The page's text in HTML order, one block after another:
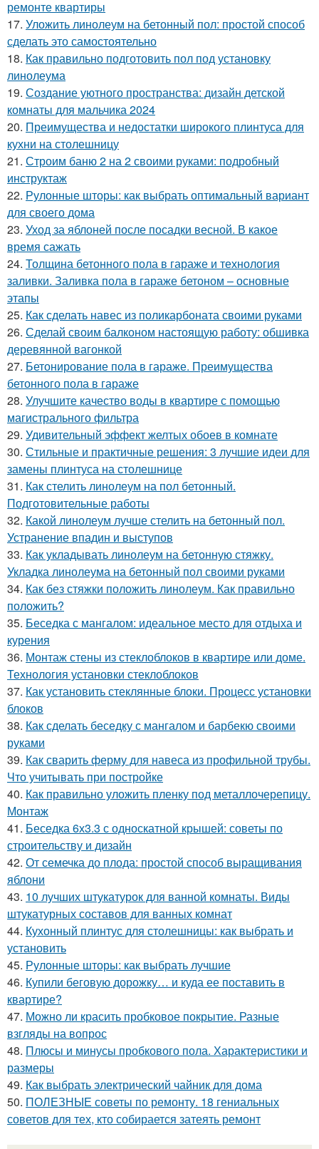
ремонте квартиры
17. Уложить линолеум на бетонный пол: простой способ
сделать это самостоятельно
18. Как правильно подготовить пол под установку
линолеума
19. Создание уютного пространства: дизайн детской
комнаты для мальчика 2024
20. Преимущества и недостатки широкого плинтуса для
кухни на столешницу
21. Строим баню 2 на 2 своими руками: подробный
инструктаж
22. Рулонные шторы: как выбрать оптимальный вариант
для своего дома
23. Уход за яблоней после посадки весной. В какое
время сажать
24. Толщина бетонного пола в гараже и технология
заливки. Заливка пола в гараже бетоном – основные
этапы
25. Как сделать навес из поликарбоната своими руками
26. Сделай своим балконом настоящую работу: обшивка
деревянной вагонкой
27. Бетонирование пола в гараже. Преимущества
бетонного пола в гараже
28. Улучшите качество воды в квартире с помощью
магистрального фильтра
29. Удивительный эффект желтых обоев в комнате
30. Стильные и практичные решения: 3 лучшие идеи для
замены плинтуса на столешнице
31. Как стелить линолеум на пол бетонный.
Подготовительные работы
32. Какой линолеум лучше стелить на бетонный пол.
Устранение впадин и выступов
33. Как укладывать линолеум на бетонную стяжку.
Укладка линолеума на бетонный пол своими руками
34. Как без стяжки положить линолеум. Как правильно
положить?
35. Беседка с мангалом: идеальное место для отдыха и
курения
36. Монтаж стены из стеклоблоков в квартире или доме.
Технология установки стеклоблоков
37. Как установить стеклянные блоки. Процесс установки
блоков
38. Как сделать беседку с мангалом и барбекю своими
руками
39. Как сварить ферму для навеса из профильной трубы.
Что учитывать при постройке
40. Как правильно уложить пленку под металлочерепицу.
Монтаж
41. Беседка 6х3.3 с односкатной крышей: советы по
строительству и дизайн
42. От семечка до плода: простой способ выращивания
яблони
43. 10 лучших штукатурок для ванной комнаты. Виды
штукатурных составов для ванных комнат
44. Кухонный плинтус для столешницы: как выбрать и
установить
45. Рулонные шторы: как выбрать лучшие
46. Купили беговую дорожку… и куда ее поставить в
квартире?
47. Можно ли красить пробковое покрытие. Разные
взгляды на вопрос
48. Плюсы и минусы пробкового пола. Характеристики и
размеры
49. Как выбрать электрический чайник для дома
50. ПОЛЕЗНЫЕ советы по ремонту. 18 гениальных
советов для тех, кто собирается затеять ремонт